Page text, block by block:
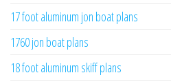
17 foot aluminum jon boat plans
1760 jon boat plans
18 foot aluminum skiff plans